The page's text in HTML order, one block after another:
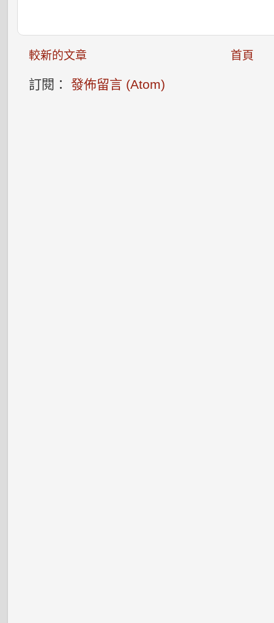
較新的文章 首頁
訂閱： 發佈留言 (Atom)